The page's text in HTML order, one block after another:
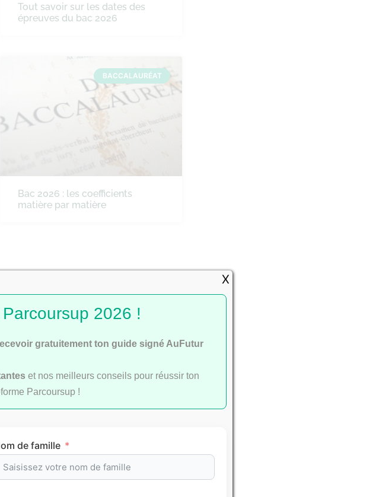
Tout savoir sur les dates des
épreuves du bac 2026
BACCALAURÉAT
Bac 2026 : les coefficients
matière par matière
matière
à maîtriser pour progresser avec
2026 !
gratuitement ton guide signé AuFutur
et nos meilleurs conseils pour réussir ton
Parcoursup !
de famille
X